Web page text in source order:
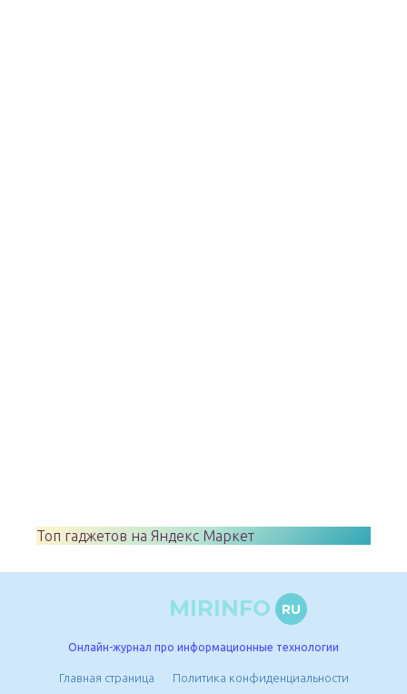
Топ гаджетов на Яндекс Маркет
MIRINFO RU
Онлайн-журнал про информационные технологии
Главная страница Политика конфиденциальности